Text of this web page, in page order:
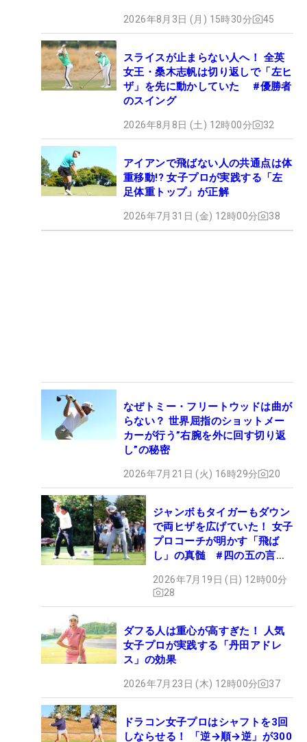
2026年8月3日 (月) 15時30分 45
スライスが止まらない人へ！ 全英
女王・桑木志帆は切り返しで「左ヒ
ザ」を先に動かしていた #優勝者
のスイング
2026年8月8日 (土) 12時00分 32
アイアンで飛ばない人の共通点は体
重移動!? 女子プロが実践する「左
足体重トップ」が正解
2026年7月31日 (金) 12時00分 38
なぜトミー・フリートウッドは曲が
らない？ 世界屈指のショットメー
カーが行う”右腕を外に回す切り返
し”の秘密
2026年7月21日 (火) 16時29分 20
ジャンボもタイガーもダウン
で両ヒザを広げていた！ 女子
プロコーチが明かす「飛ば
し」の真髄 #四の五の言わ
2026年7月19日 (日) 12時00分
28
ダフる人は重心が高すぎた！ 人気
女子プロが実践する「丹田アドレ
ス」の効果
2026年7月23日 (木) 12時00分 37
ドラコン女子プロはシャフトを3回
しならせる！ 「逆→順→逆」が300